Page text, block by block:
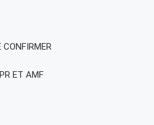
CONFIRMER
ET AMF